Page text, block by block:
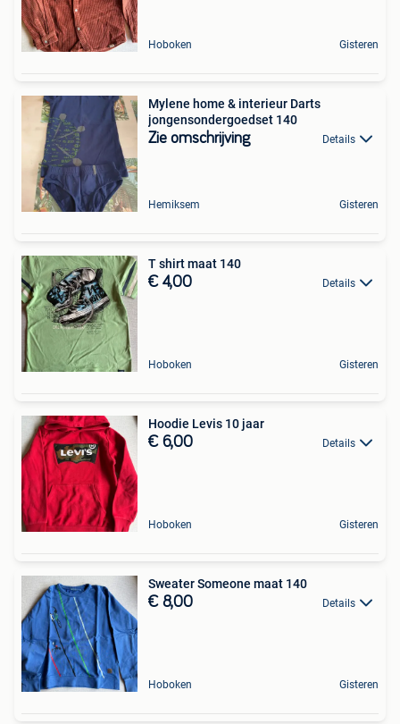
Hoboken Gisteren
Mylene home & interieur Darts
jongensondergoedset 140
Zie omschrijving Details
Hemiksem Gisteren
T shirt maat 140
€ 4,00 Details
Hoboken Gisteren
Hoodie Levis 10 jaar
€ 6,00 Details
Hoboken Gisteren
Sweater Someone maat 140
€ 8,00 Details
Hoboken Gisteren